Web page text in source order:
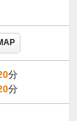
分
分